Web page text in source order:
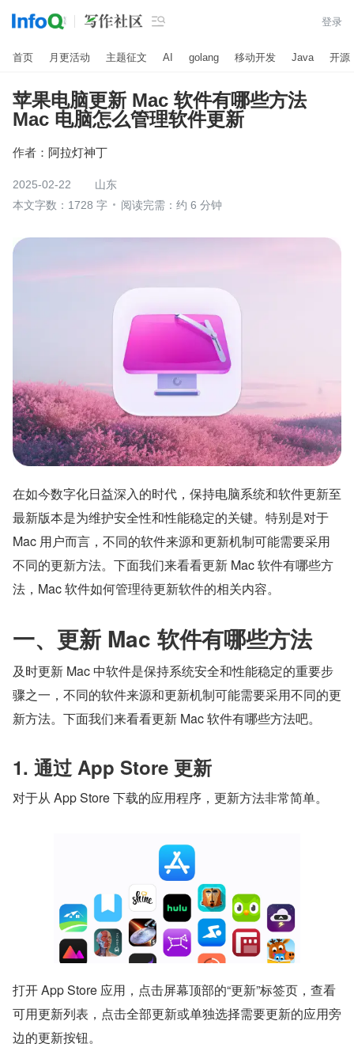
 登录
首页 月更活动 主题征文 AI golang 移动开发 Java 开源
苹果电脑更新 Mac 软件有哪些方法
Mac 电脑怎么管理软件更新
作者： 阿拉灯神丁
2025-02-22
山东
本文字数：1728 字
阅读完需：约 6 分钟
在如今数字化日益深入的时代，保持电脑系统和软件更新至
最新版本是为维护安全性和性能稳定的关键。特别是对于
Mac 用户而言，不同的软件来源和更新机制可能需要采用
不同的更新方法。下面我们来看看更新 Mac 软件有哪些方
法，Mac 软件如何管理待更新软件的相关内容。
一、更新 Mac 软件有哪些方法
及时更新 Mac 中软件是保持系统安全和性能稳定的重要步
骤之一，不同的软件来源和更新机制可能需要采用不同的更
新方法。下面我们来看看更新 Mac 软件有哪些方法吧。
1. 通过 App Store 更新
对于从 App Store 下载的应用程序，更新方法非常简单。
打开 App Store 应用，点击屏幕顶部的“更新”标签页，查看
可用更新列表，点击全部更新或单独选择需要更新的应用旁
边的更新按钮。